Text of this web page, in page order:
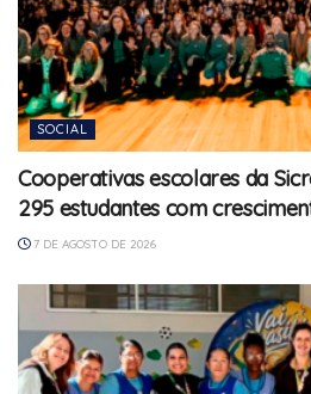
SOCIAL
Cooperativas escolares da
295 estudantes com
7 DE AGOSTO DE 2026